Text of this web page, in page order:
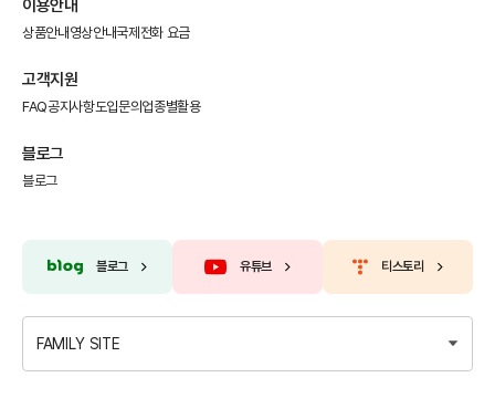
이용안내
상품안내영상안내국제전화 요금
고객지원
FAQ공지사항도입문의업종별활용
블로그
블로그
블로그 유튜브 티스토리
FAMILY SITE